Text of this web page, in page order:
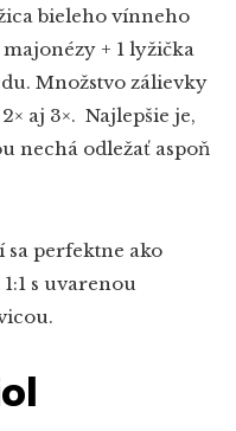
bieleho vínneho
+ 1 lyžička
Množstvo zálievky
aj 3×. Najlepšie je,
nechá odležať aspoň
sa perfektne ako
s uvarenou